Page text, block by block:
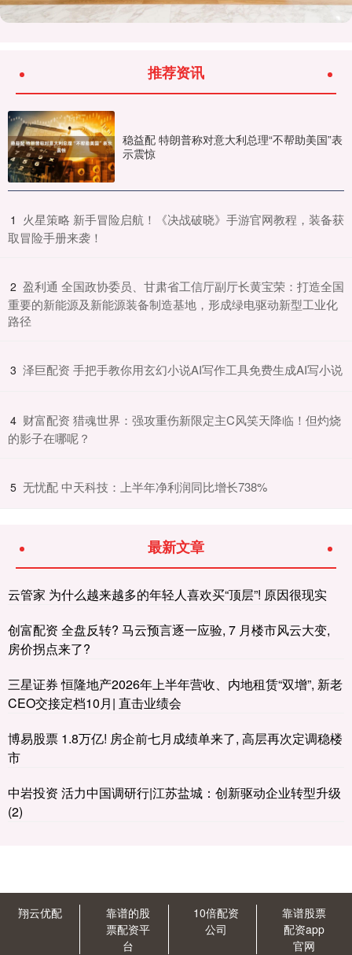
推荐资讯
稳益配 特朗普称对意大利总理“不帮助美国”表
示震惊
1 ​火星策略 新手冒险启航！《决战破晓》手游官网教程，装备获
取冒险手册来袭！
2 ​盈利通 全国政协委员、甘肃省工信厅副厅长黄宝荣：打造全国
重要的新能源及新能源装备制造基地，形成绿电驱动新型工业化
路径
3 ​泽巨配资 手把手教你用玄幻小说AI写作工具免费生成AI写小说
4 ​财富配资 猎魂世界：强攻重伤新限定主C风笑天降临！但灼烧
的影子在哪呢？
5 ​无忧配 中天科技：上半年净利润同比增长738%
最新文章
云管家 为什么越来越多的年轻人喜欢买“顶层”! 原因很现实
创富配资 全盘反转? 马云预言逐一应验, 7 月楼市风云大变,
房价拐点来了?
三星证券 恒隆地产2026年上半年营收、内地租赁“双增”, 新老
CEO交接定档10月| 直击业绩会
博易股票 1.8万亿! 房企前七月成绩单来了, 高层再次定调稳楼
市
中岩投资 活力中国调研行|江苏盐城：创新驱动企业转型升级
(2)
翔云优配
靠谱的股
票配资平
台
10倍配资
公司
靠谱股票
配资app
官网